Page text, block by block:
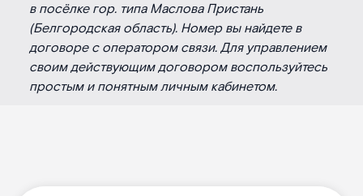
в посёлке гор. типа Маслова Пристань
(Белгородская область). Номер вы найдете в
договоре с оператором связи. Для управлением
своим действующим договором воспользуйтесь
простым и понятным личным кабинетом.